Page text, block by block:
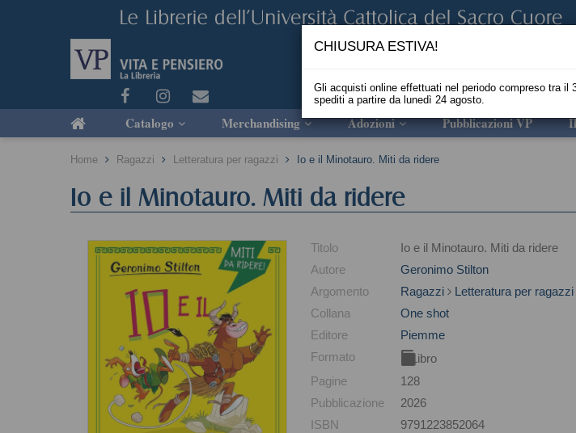
Catalogo Merchandising Adozioni Pubblicazioni VP
Home Ragazzi Letteratura per ragazzi Io e il Minotauro. Miti da ridere
Io e il Minotauro. Miti da ridere
Titolo
Io e il Minotauro. Miti da ridere
Autore
Geronimo Stilton
Argomento
Ragazzi
Letteratura per ragazzi
Collana
One shot
Editore
Piemme
Formato
Libro
Pagine
128
Pubblicazione
2026
ISBN
9791223852064
CHIUSURA ESTIVA!
Gli acquisti online effettuati nel periodo compreso tra il
spediti a partire da lunedì 24 agosto.